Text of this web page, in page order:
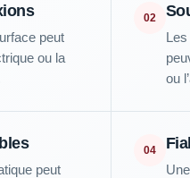
peut
ou la
02
ou
peut
04